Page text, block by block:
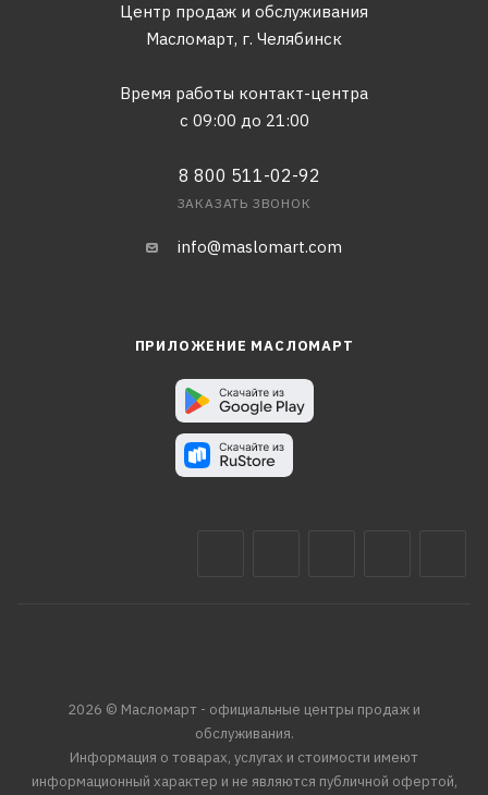
Центр продаж и обслуживания
Масломарт, г. Челябинск
Время работы контакт-центра
с 09:00 до 21:00
8 800 511-02-92
ЗАКАЗАТЬ ЗВОНОК
info@maslomart.com
ПРИЛОЖЕНИЕ МАСЛОМАРТ
2026 © Масломарт - официальные центры продаж и
обслуживания.
Информация о товарах, услугах и стоимости имеют
информационный характер и не являются публичной офертой,